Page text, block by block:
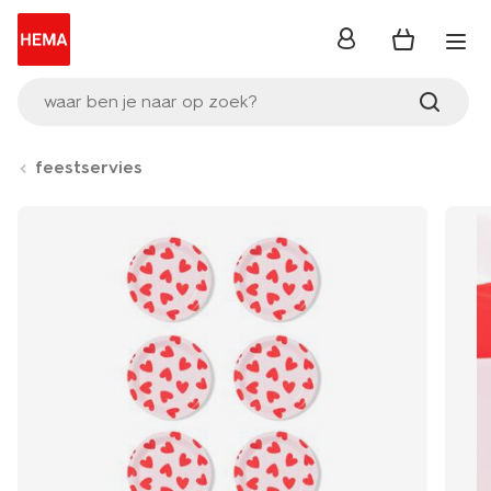
waar ben je naar op zoek?
inloggen
feestservies